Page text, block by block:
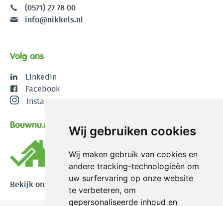
Wij gebruiken cookies
Wij maken gebruik van cookies en
andere tracking-technologieën om
uw surfervaring op onze website
te verbeteren, om
gepersonaliseerde inhoud en
(0571) 27 78 00
info@nikkels.nl
Volg ons
LinkedIn
Facebook
Instagram
Bouwnu.nl
Bekijk onze reviews